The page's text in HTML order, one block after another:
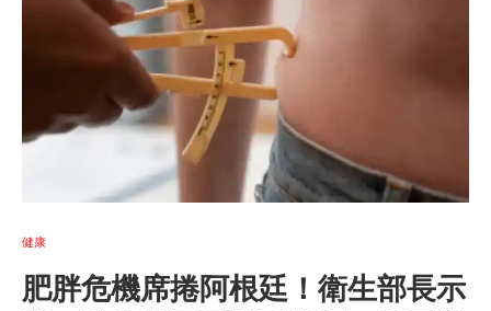
健康
肥胖危機席捲阿根廷！衛生部長示